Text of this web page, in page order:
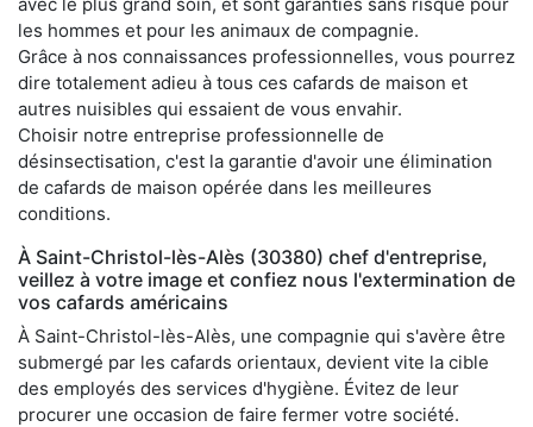
les hommes et pour les animaux de compagnie.
Grâce à nos connaissances professionnelles, vous pourrez
dire totalement adieu à tous ces cafards de maison et
autres nuisibles qui essaient de vous envahir.
Choisir notre entreprise professionnelle de
désinsectisation, c'est la garantie d'avoir une élimination
de cafards de maison opérée dans les meilleures
conditions.
À Saint-Christol-lès-Alès (30380) chef d'entreprise,
veillez à votre image et confiez nous l'extermination de
vos cafards américains
À Saint-Christol-lès-Alès, une compagnie qui s'avère être
submergé par les cafards orientaux, devient vite la cible
des employés des services d'hygiène. Évitez de leur
procurer une occasion de faire fermer votre société.